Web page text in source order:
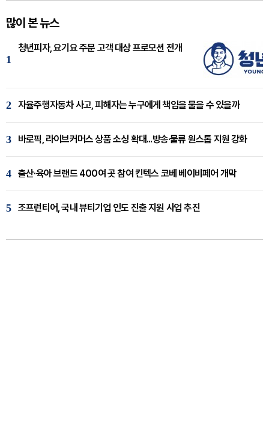
많이 본 뉴스
1
청년피자, 요기요 주문 고객 대상 프로모션 전개
2 자율주행자동차 사고, 피해자는 누구에게 책임을 물을 수 있을까
3 바로픽, 라이브커머스 상품 소싱 확대...방송·물류 원스톱 지원 강화
4 출산·육아 브랜드 400여 곳 참여 킨텍스 코베 베이비페어 개막
5 조프런티어, 국내 뷰티기업 인도 진출 지원 사업 추진